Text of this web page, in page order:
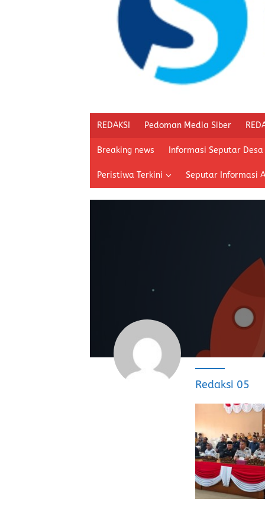
REDAKSI Pedoman Media Siber
Breaking news Informasi Seputar Desa
Peristiwa Terkini Seputar Informasi
Redaksi 05